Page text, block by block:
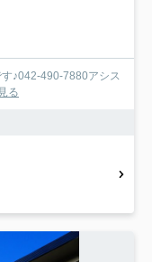
♪042-490-7880アシス
る